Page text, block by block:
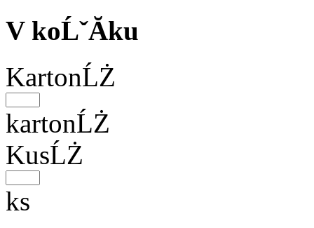
V koĹˇĂ­ku
KartonĹŻ
kartonĹŻ
KusĹŻ
ks